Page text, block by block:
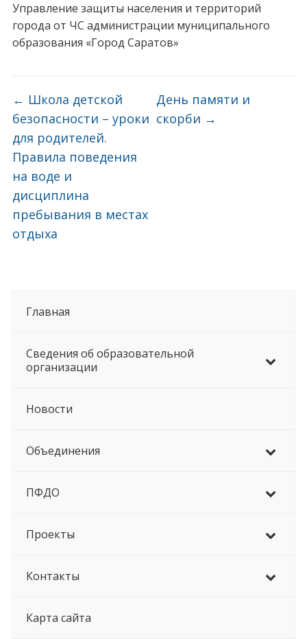
Главная
Сведения об образовательной
организации
Новости
Объединения
ПФДО
Проекты
Контакты
Карта сайта
Управление защиты населения и территорий
города от ЧС администрации муниципального
образования «Город Саратов»
← Школа детской
безопасности – уроки
для родителей.
Правила поведения
на воде и
дисциплина
пребывания в местах
отдыха
День памяти и
скорби →